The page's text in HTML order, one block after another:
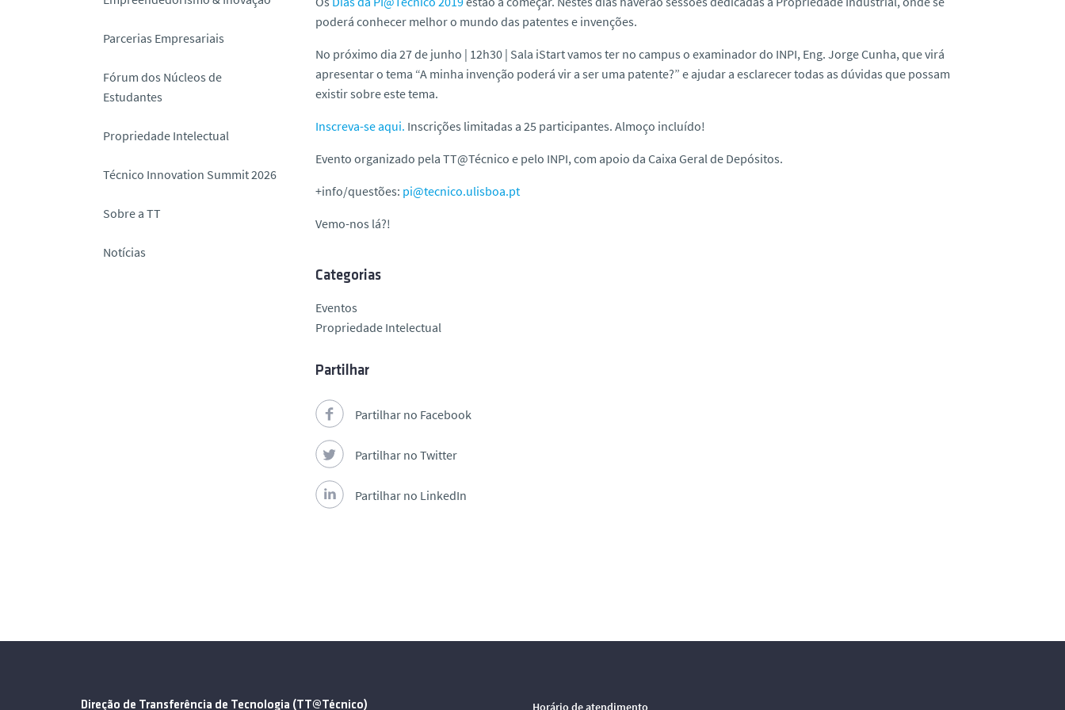
Parcerias Empresariais
Fórum dos Núcleos de
Estudantes
Propriedade Intelectual
Técnico Innovation Summit 2026
Sobre a TT
Notícias
poderá conhecer melhor o mundo das patentes e invenções.
No próximo dia 27de junho | 12h30 | Sala iStartvamos ter no campus o examinadordo INPI, Eng. Jorge Cunha, que virá
apresentar o tema “A minha invenção poderá vir a ser uma patente?” e ajudar a esclarecer todas as dúvidas que possam
existir sobre este tema.
Inscreva-se aqui. Inscrições limitadas a 25 participantes. Almoço incluído!
Evento organizado pela TT@Técnico e pelo INPI, com apoio da Caixa Geral de Depósitos.
+info/questões: pi@tecnico.ulisboa.pt
Vemo-nos lá?!
Categorias
Eventos
Propriedade Intelectual
Partilhar
Partilhar no Facebook
Partilhar no Twitter
Partilhar no LinkedIn
Direção de Transferência de Tecnologia (TT@Técnico) Horário de atendimento